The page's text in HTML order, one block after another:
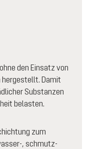
den Einsatz von
hergestellt. Damit
Substanzen
belasten.
zum
, schmutz-